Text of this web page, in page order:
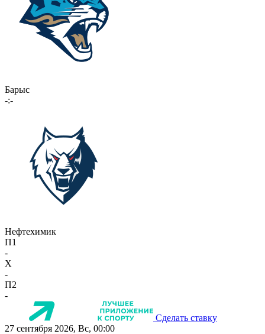
Барыс
-:-
Нефтехимик
П1
-
X
-
П2
-
Сделать ставку
27 сентября 2026, Вс, 00:00